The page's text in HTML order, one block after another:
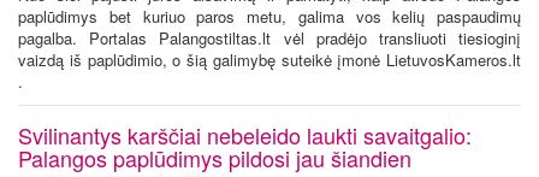
paplūdimys bet kuriuo paros metu, galima vos kelių paspaudimų
pagalba. Portalas Palangostiltas.lt vėl pradėjo transliuoti tiesioginį
vaizdą iš paplūdimio, o šią galimybę suteikė įmonė LietuvosKameros.lt
.
Svilinantys karščiai nebeleido laukti savaitgalio:
Palangos paplūdimys pildosi jau šiandien